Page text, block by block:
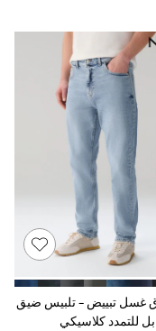
غسل تبييض - تلبيس ضيق
للتمدد كلاسيكي